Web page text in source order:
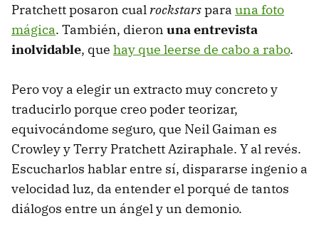
Pratchett posaron cualrockstarspara una foto
mágica. También, dieron una entrevista
inolvidable, que hay que leerse de cabo a rabo.
Pero voy a elegir un extracto muy concreto y
traducirlo porque creo poder teorizar,
equivocándome seguro, que Neil Gaiman es
Crowley y Terry Pratchett Aziraphale. Y al revés.
Escucharlos hablar entre sí, dispararse ingenio a
velocidad luz, da entender el porqué de tantos
diálogos entre un ángel y un demonio.